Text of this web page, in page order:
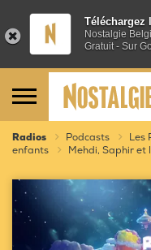
Téléchargez
Nostalgie
Gratuit - Sur
Radios Podcasts
Les
enfants
Mehdi, Saphir et